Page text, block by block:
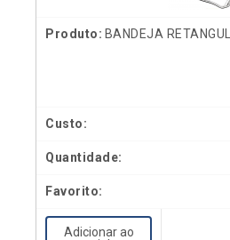
BANDEJA
Adicionar ao